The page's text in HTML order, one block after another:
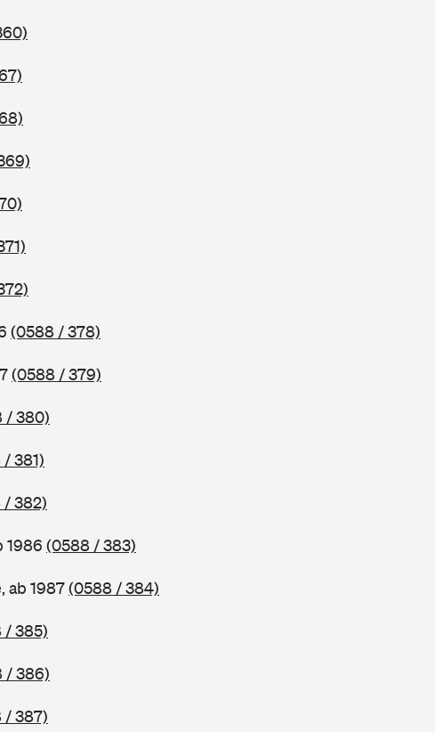
(0588 / 378)
(0588 / 379)
/ 380)
381)
/ 382)
1986 (0588 / 383)
ab 1987(0588 / 384)
/ 385)
/ 386)
/ 387)